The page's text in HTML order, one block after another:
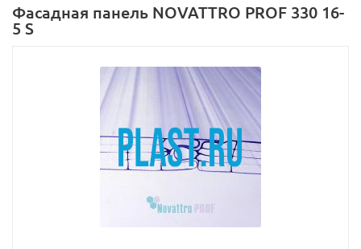
Фасадная панель NOVATTRO PROF 330 16-
5 S